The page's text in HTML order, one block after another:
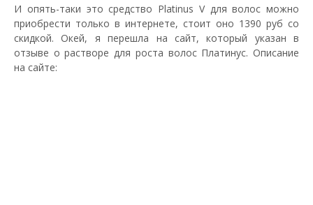
И опять-таки это средство Platinus V для волос можно
приобрести только в интернете, стоит оно 1390 руб со
скидкой. Окей, я перешла на сайт, который указан в
отзыве о растворе для роста волос Платинус. Описание
на сайте: